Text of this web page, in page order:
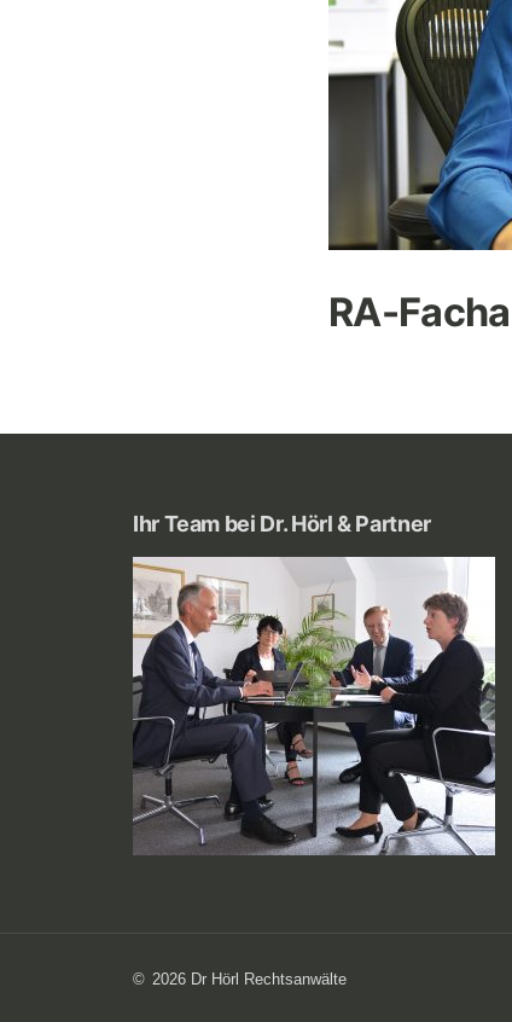
RA-
Ihr Team bei Dr. Hörl & Partner
2026 Dr Hörl Rechtsanwälte